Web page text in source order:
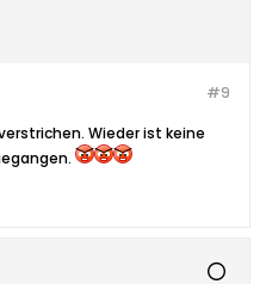
#9
Wieder ist keine